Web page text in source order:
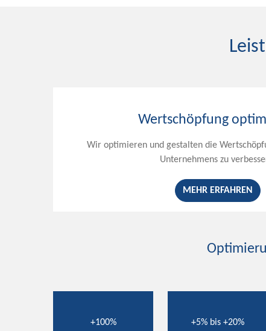
Wertschöpfung
Wir optimieren und gestalten die
Unternehmens zu
MEHR ERFAHREN
+100%
+5% bis +20%